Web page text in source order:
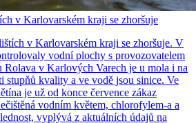
v Karlovarském kraji se zhoršuje
v Karlovarském kraji se zhoršuje. V
vodní plochy s provozovatelem
Rolava v Karlových Varech je u mola i na
stupňů kvality a ve vodě jsou sinice. Ve
je už od konce července zákaz
vodním květem, chlorofylem-a a
vyplývá z aktuálních údajů na